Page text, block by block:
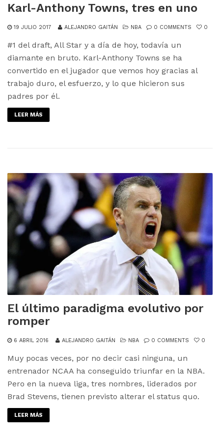
Karl-Anthony Towns, tres en uno
19 JULIO 2017 ALEJANDRO GAITÁN NBA 0 COMMENTS 0
#1 del draft, All Star y a día de hoy, todavía un
diamante en bruto. Karl-Anthony Towns se ha
convertido en el jugador que vemos hoy gracias al
trabajo duro, el esfuerzo, y lo que hicieron sus
padres por él.
LEER MÁS
El último paradigma evolutivo por
romper
6 ABRIL 2016 ALEJANDRO GAITÁN NBA 0 COMMENTS 0
Muy pocas veces, por no decir casi ninguna, un
entrenador NCAA ha conseguido triunfar en la NBA.
Pero en la nueva liga, tres nombres, liderados por
Brad Stevens, tienen previsto alterar el status quo.
LEER MÁS